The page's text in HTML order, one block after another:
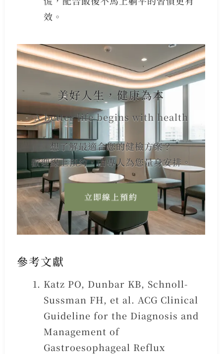
效。
美好人生，健康為本
A better life begins with health
想了解最適合您的健檢方案？
歡迎線上預約，由專人為您量身安排。
立即線上預約
參考文獻
Katz PO, Dunbar KB, Schnoll-
Sussman FH, et al. ACG Clinical
Guideline for the Diagnosis and
Management of
Gastroesophageal Reflux